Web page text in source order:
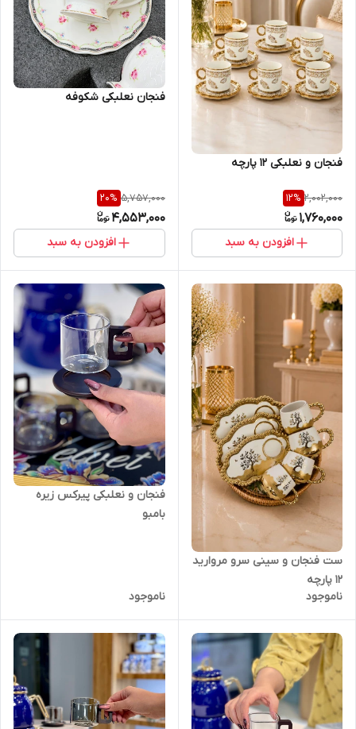
فنجان و نعلبکی ۱۲ پارچه
2,002,000
12%
1,760,000
افزودن به سبد
فنجان نعلبکی شکوفه
5,757,000
20%
4,553,000
افزودن به سبد
ست فنجان و سینی سرو مروارید
۱۲ پارچه
ناموجود
فنجان و نعلبکی پیرکس زیره
بامبو
ناموجود